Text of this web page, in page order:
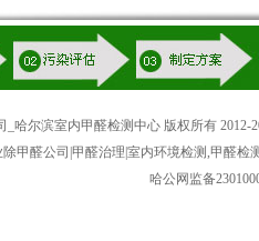
哈尔滨室内甲醛检测中心 版权所有 2012-
甲醛公司|甲醛治理|室内环境检测,甲醛
哈公网监备